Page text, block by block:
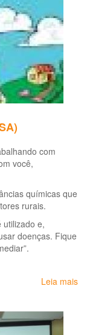
com
você,
químicas que
rurais.
utilizado e,
doenças. Fique
Leia mais